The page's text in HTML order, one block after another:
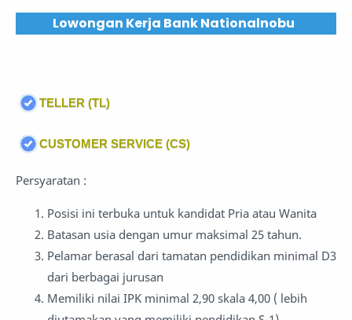
Lowongan Kerja Bank Nationalnobu
TELLER (TL)
CUSTOMER SERVICE (CS)
Persyaratan :
Posisi ini terbuka untuk kandidat Pria atau Wanita
Batasan usia dengan umur maksimal 25 tahun.
Pelamar berasal dari tamatan pendidikan minimal D3
dari berbagai jurusan
Memiliki nilai IPK minimal 2,90 skala 4,00 ( lebih